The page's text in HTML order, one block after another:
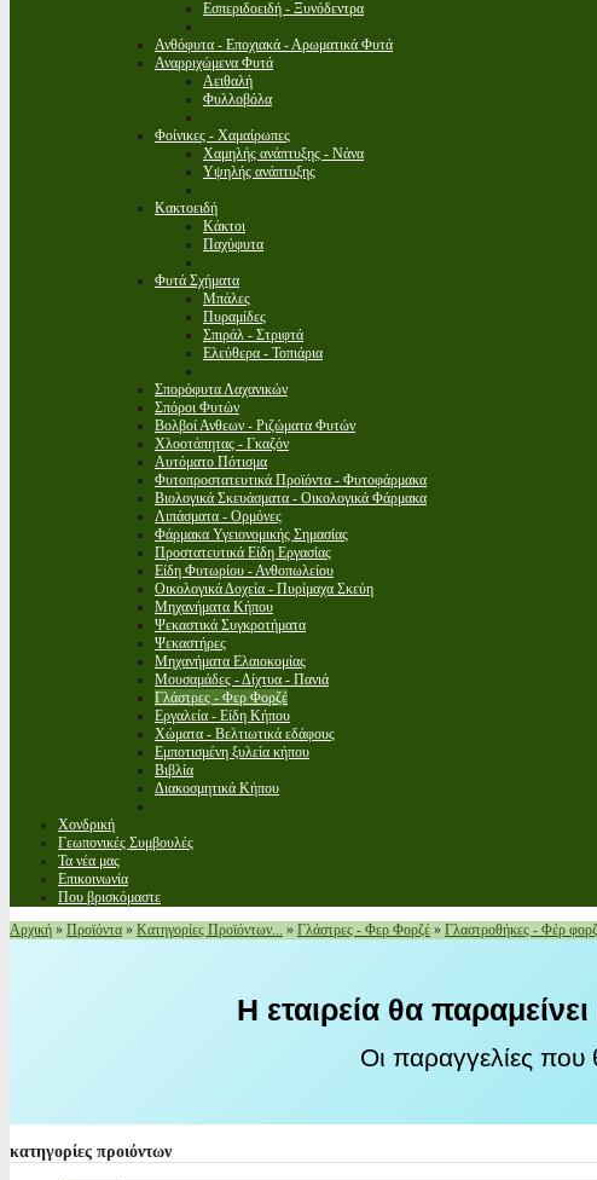
Εσπεριδοειδή - Ξυνόδεντρα
Ανθόφυτα - Εποχιακά - Αρωματικά Φυτά
Αναρριχώμενα Φυτά
Αειθαλή
Φυλλοβόλα
Φοίνικες - Χαμαίρωπες
Χαμηλής ανάπτυξης - Νάνα
Υψηλής ανάπτυξης
Κακτοειδή
Κάκτοι
Παχύφυτα
Φυτά Σχήματα
Μπάλες
Πυραμίδες
Σπιράλ - Στριφτά
Ελεύθερα - Τοπιάρια
Σπορόφυτα Λαχανικών
Σπόροι Φυτών
Βολβοί Ανθεων - Ριζώματα Φυτών
Χλοοτάπητας - Γκαζόν
Αυτόματο Πότισμα
Φυτοπροστατευτικά Προϊόντα - Φυτοφάρμακα
Βιολογικά Σκευάσματα - Οικολογικά Φάρμακα
Λιπάσματα - Ορμόνες
Φάρμακα Υγειονομικής Σημασίας
Προστατευτικά Είδη Εργασίας
Είδη Φυτωρίου - Ανθοπωλείου
Οικολογικά Δοχεία - Πυρίμαχα Σκεύη
Μηχανήματα Κήπου
Ψεκαστικά Συγκροτήματα
Ψεκαστήρες
Μηχανήματα Ελαιοκομίας
Μουσαμάδες - Δίχτυα - Πανιά
Γλάστρες - Φερ Φορζέ
Εργαλεία - Είδη Κήπου
Χώματα - Βελτιωτικά εδάφους
Εμποτισμένη ξυλεία κήπου
Βιβλία
Διακοσμητικά Κήπου
Χονδρική
Γεωπονικές Συμβουλές
Τα νέα μας
Επικοινωνία
Που βρισκόμαστε
Αρχική » Προϊόντα » Κατηγορίες Προϊόντων... » Γλάστρες - Φερ Φορζέ » Γλαστροθήκες - Φέρ
Η εταιρεία θα
Οι παραγγελίες
κατηγορίες προιόντων